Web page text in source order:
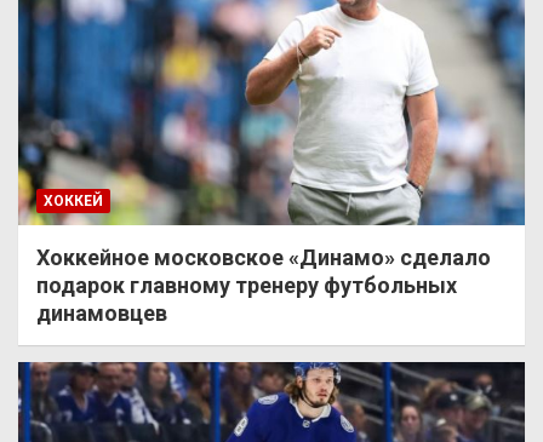
ХОККЕЙ
Хоккейное московское «Динамо» сделало
подарок главному тренеру футбольных
динамовцев